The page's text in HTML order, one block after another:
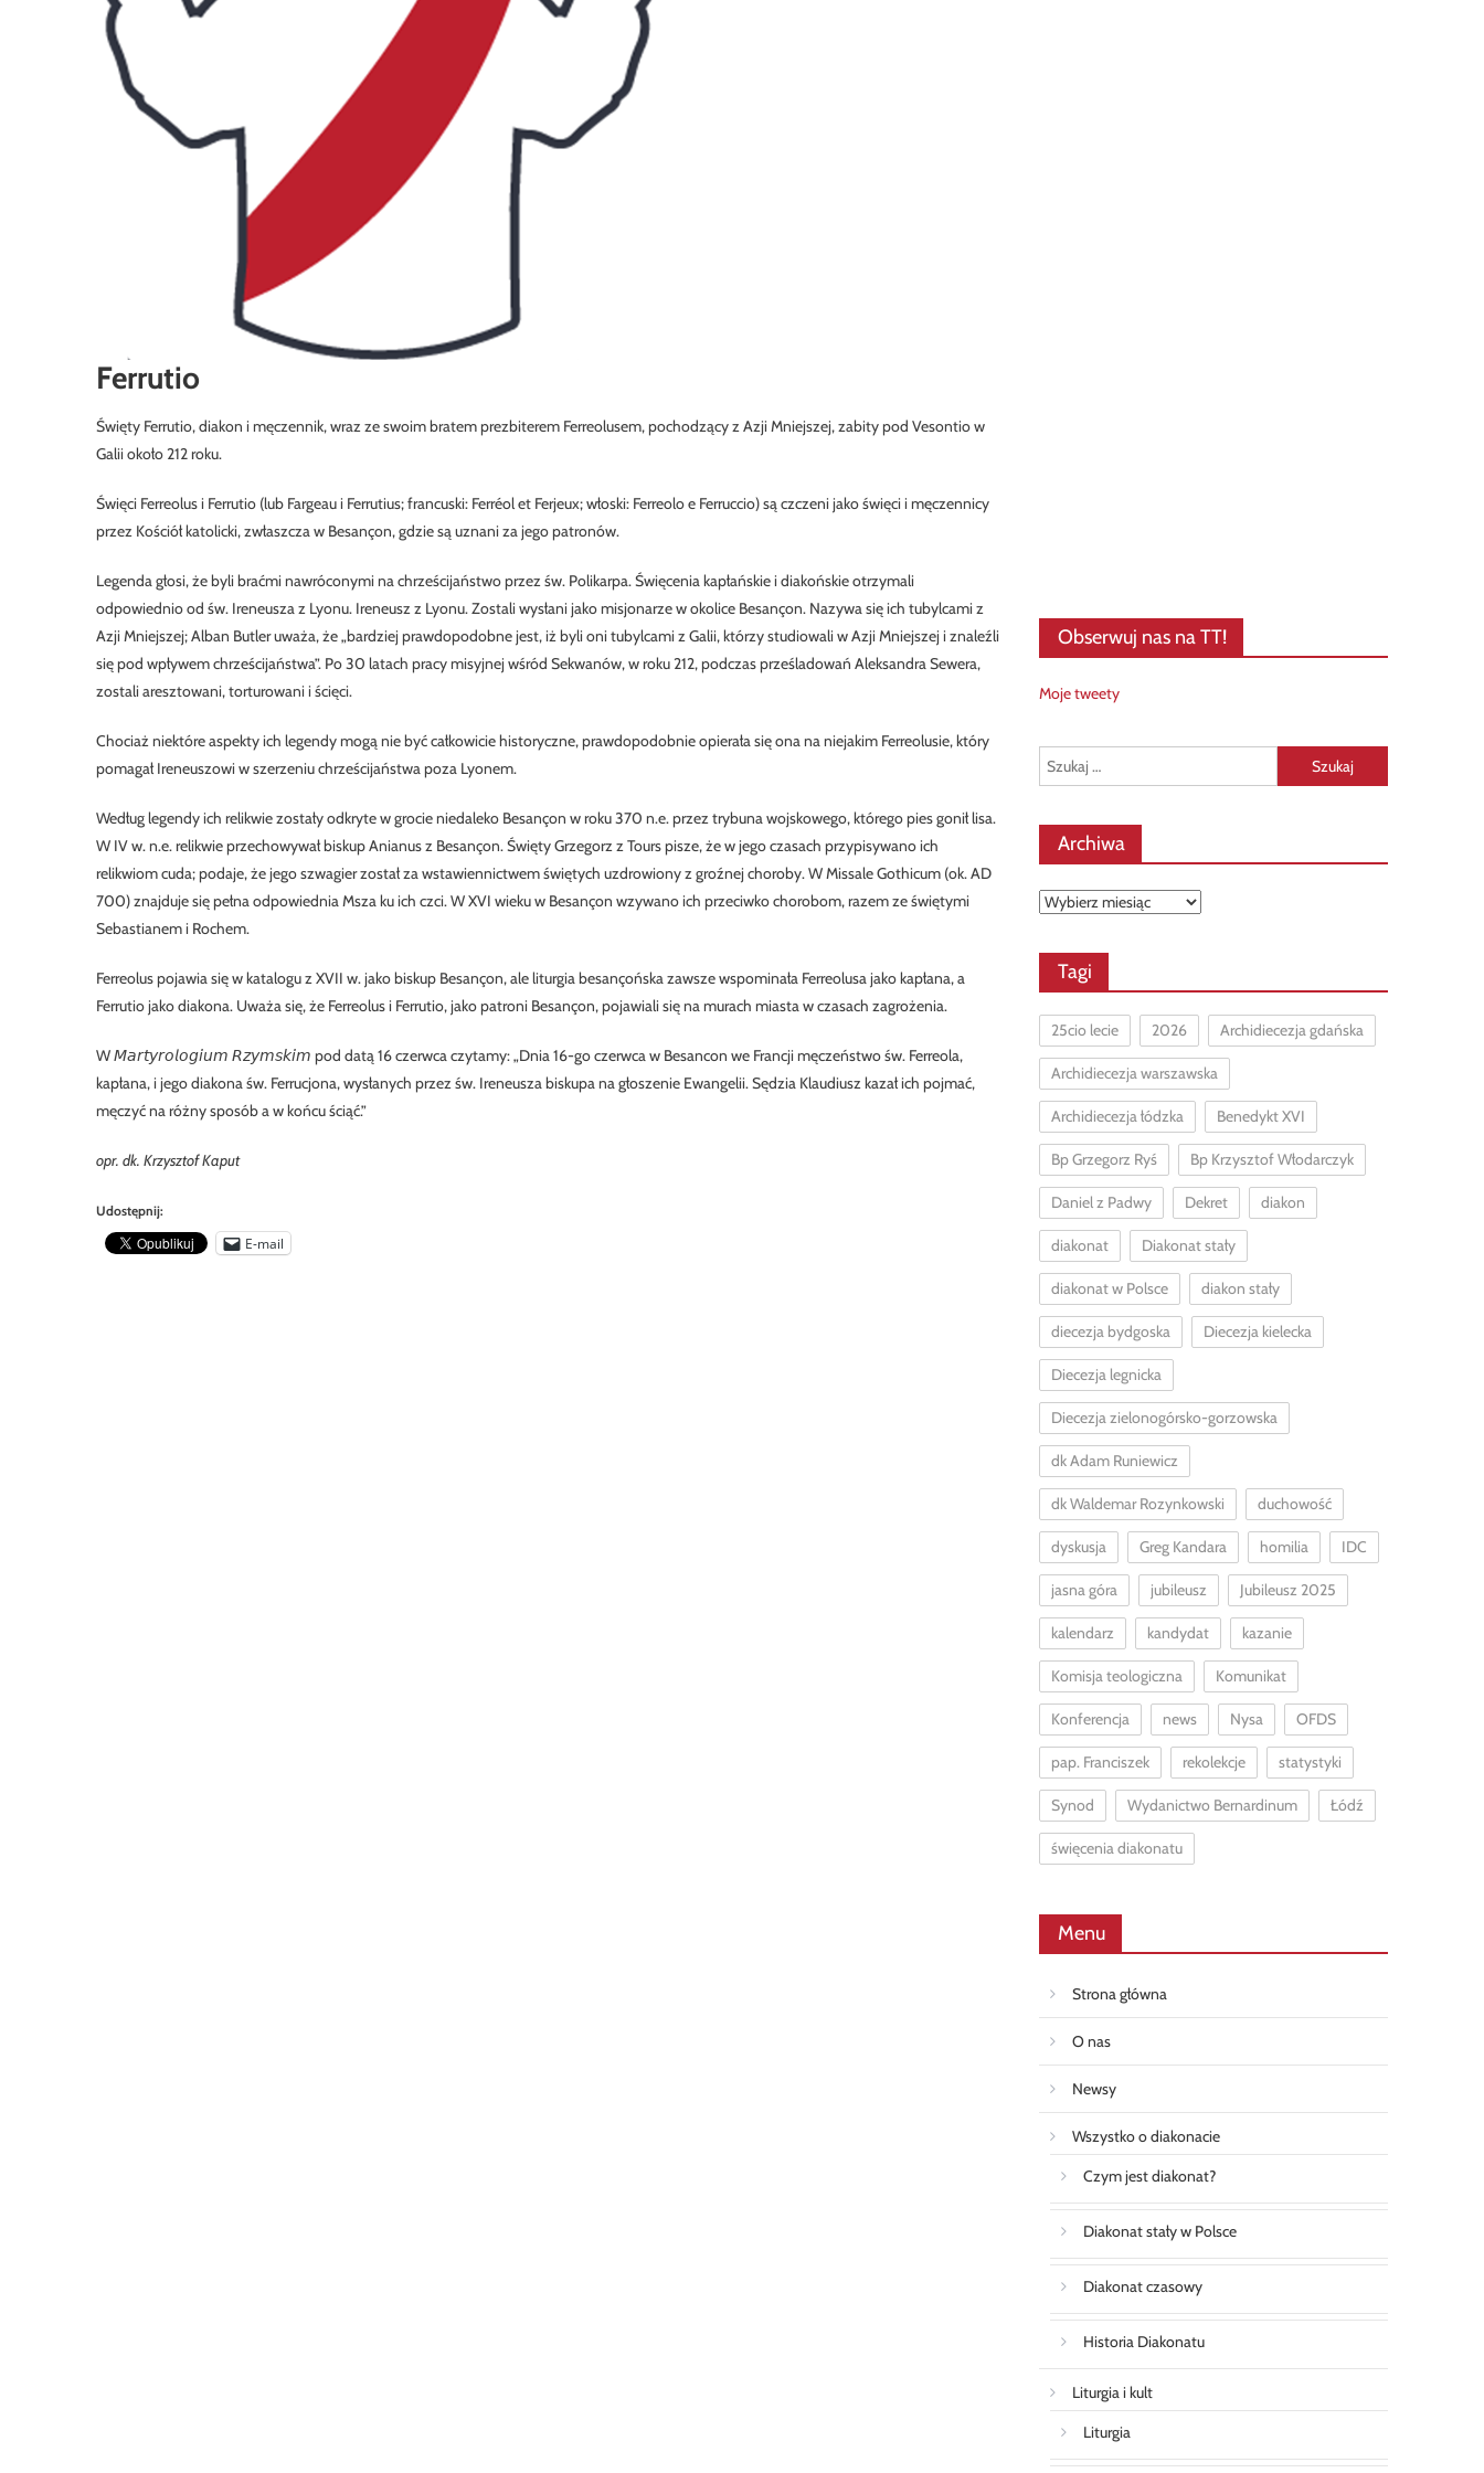
Ferrutio
Święty Ferrutio, diakon i męczennik, wraz ze swoim bratem prezbiterem Ferreolusem, pochodzący z Azji Mniejszej, zabity pod Vesontio w
Galii około 212 roku.
Święci Ferreolus i Ferrutio (lub Fargeau i Ferrutius; francuski: Ferréol et Ferjeux; włoski: Ferreolo e Ferruccio) są czczeni jako święci i męczennicy
przez Kościół katolicki, zwłaszcza w Besançon, gdzie są uznani za jego patronów.
Legenda głosi, że byli braćmi nawróconymi na chrześcijaństwo przez św. Polikarpa. Święcenia kapłańskie i diakońskie otrzymali
odpowiednio od św. Ireneusza z Lyonu. Ireneusz z Lyonu. Zostali wysłani jako misjonarze w okolice Besançon. Nazywa się ich tubylcami z
Azji Mniejszej; Alban Butler uważa, że „bardziej prawdopodobne jest, iż byli oni tubylcami z Galii, którzy studiowali w Azji Mniejszej i znaleźli
się pod wpływem chrześcijaństwa”. Po 30 latach pracy misyjnej wśród Sekwanów, w roku 212, podczas prześladowań Aleksandra Sewera,
zostali aresztowani, torturowani i ścięci.
Chociaż niektóre aspekty ich legendy mogą nie być całkowicie historyczne, prawdopodobnie opierała się ona na niejakim Ferreolusie, który
pomagał Ireneuszowi w szerzeniu chrześcijaństwa poza Lyonem.
Według legendy ich relikwie zostały odkryte w grocie niedaleko Besançon w roku 370 n.e. przez trybuna wojskowego, którego pies gonił lisa.
W IV w. n.e. relikwie przechowywał biskup Anianus z Besançon. Święty Grzegorz z Tours pisze, że w jego czasach przypisywano ich
relikwiom cuda; podaje, że jego szwagier został za wstawiennictwem świętych uzdrowiony z groźnej choroby. W Missale Gothicum (ok. AD
700) znajduje się pełna odpowiednia Msza ku ich czci. W XVI wieku w Besançon wzywano ich przeciwko chorobom, razem ze świętymi
Sebastianem i Rochem.
Ferreolus pojawia się w katalogu z XVII w. jako biskup Besançon, ale liturgia besançońska zawsze wspominała Ferreolusa jako kapłana, a
Ferrutio jako diakona. Uważa się, że Ferreolus i Ferrutio, jako patroni Besançon, pojawiali się na murach miasta w czasach zagrożenia.
W𝘔𝘢𝘳𝘵𝘺𝘳𝘰𝘭𝘰𝘨𝘪𝘶𝘮 𝘙𝘻𝘺𝘮𝘴𝘬𝘪𝘮 pod datą 16 czerwca czytamy: „Dnia 16-go czerwca w Besancon we Francji męczeństwo św. Ferreola,
kapłana, i jego diakona św. Ferrucjona, wysłanych przez św. Ireneusza biskupa na głoszenie Ewangelii. Sędzia Klaudiusz kazał ich pojmać,
męczyć na różny sposób a w końcu ściąć.”
opr. dk. Krzysztof Kaput
Udostępnij:
E-mail
Obserwuj nas na TT!
Moje tweety
Szukaj:
Archiwa
Archiwa
Tagi
25cio lecie 2026 Archidiecezja gdańska
Archidiecezja warszawska
Archidiecezja łódzka Benedykt XVI
Bp Grzegorz Ryś Bp Krzysztof Włodarczyk
Daniel z Padwy Dekret diakon
diakonat Diakonat stały
diakonat w Polsce diakon stały
diecezja bydgoska Diecezja kielecka
Diecezja legnicka
Diecezja zielonogórsko-gorzowska
dk Adam Runiewicz
dk Waldemar Rozynkowski duchowość
dyskusja Greg Kandara homilia IDC
jasna góra jubileusz Jubileusz 2025
kalendarz kandydat kazanie
Komisja teologiczna Komunikat
Konferencja news Nysa OFDS
pap. Franciszek rekolekcje statystyki
Synod Wydanictwo Bernardinum Łódź
święcenia diakonatu
Menu
Strona główna
O nas
Newsy
Wszystko o diakonacie
Czym jest diakonat?
Diakonat stały w Polsce
Diakonat czasowy
Historia Diakonatu
Liturgia i kult
Liturgia